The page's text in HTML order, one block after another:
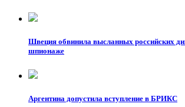
Швеция обвинила высланных российских
шпионаже
Аргентина допустила вступление в БРИКС